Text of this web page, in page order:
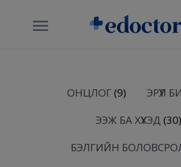
ОНЦЛОГ(9) ЭРҮҮЛ
ЭЭЖ БА ХҮҮХЭД (30)
БЭЛГИЙН